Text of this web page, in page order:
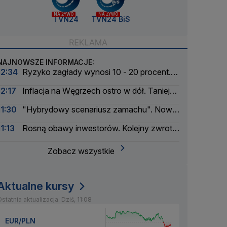
NA ŻYWO
TVN24
NA ŻYWO
TVN24 BiS
INFORMACJE:
Ryzyko zagłady wynosi 10 - 20 procent.
Inflacja na Węgrzech ostro w dół. Tanieją
"Hybrydowy scenariusz zamachu". Nowe
Rosną obawy inwestorów. Kolejny zwrot
Zobacz wszystkie
kursy
aktualizacja: Dziś, 11:08
EUR/PLN